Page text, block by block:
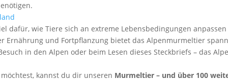
dafür, wie Tiere sich an extreme Lebensbedingungen
Ernährung und Fortpflanzung bietet das Alpenmurmeltier
in den Alpen oder beim Lesen dieses Steckbriefs – das
kannst du dir unseren Murmeltier – und über 100